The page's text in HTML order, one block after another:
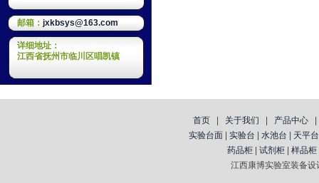
邮箱： jxkbsys@163.com
详细地址：
江西省抚州市临川区唱凯镇
首页 关于我们 产品中心
实验台面
实验台 水池台
天平台
药品柜
试剂柜 样品柜
江西康博实验室装备